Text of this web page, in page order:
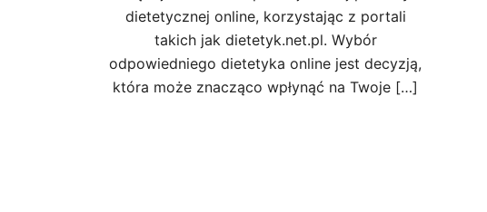
dietetycznej online, korzystając z portali
takich jak dietetyk.net.pl. Wybór
odpowiedniego dietetyka online jest decyzją,
która może znacząco wpłynąć na Twoje […]